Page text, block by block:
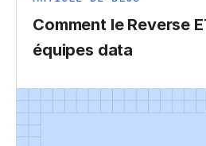
Comment le Reverse
équipes data